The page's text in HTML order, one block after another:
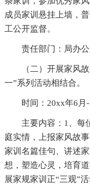
成员家训悬挂上墙，
工公开监督。
责任部门：局办
（二）开展家风
一”系列活动相结合。
时间：20xx年6月
主要内容：1、每
庭实情，上报家风故
家训名篇佳句、讲述
想，塑造心灵，培育
展家规家训正“三观”